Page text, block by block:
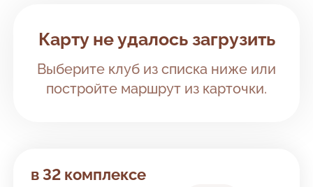
Комсомольский район
в 32 комплексе
Карту не удалось загрузить
Выберите клуб из списка ниже или
постройте маршрут из карточки.